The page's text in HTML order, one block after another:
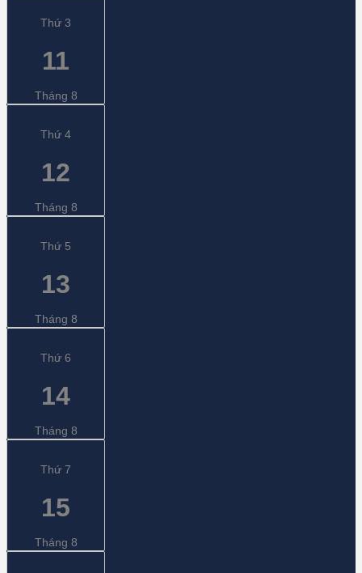
Thứ 3
11
Tháng 8
Thứ 4
12
Tháng 8
Thứ 5
13
Tháng 8
Thứ 6
14
Tháng 8
Thứ 7
15
Tháng 8